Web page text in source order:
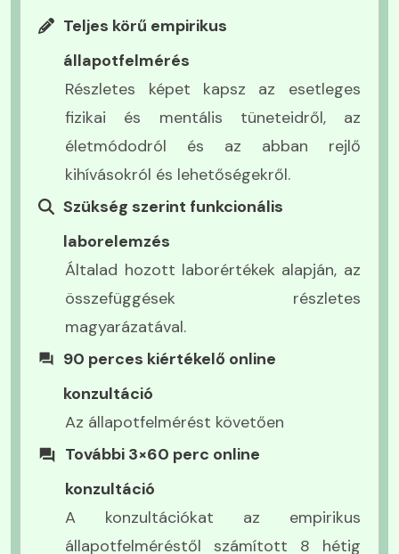
Teljes körű empirikus
állapotfelmérés
Részletes képet kapsz az esetleges
fizikai és mentális tüneteidről, az
életmódodról és az abban rejlő
kihívásokról és lehetőségekről.
Szükség szerint funkcionális
laborelemzés
Általad hozott laborértékek alapján, az
összefüggések részletes
magyarázatával.
90 perces kiértékelő online
konzultáció
Az állapotfelmérést követően
További 3×60 perc online
konzultáció
A konzultációkat az empirikus
állapotfelméréstől számított 8 hétig